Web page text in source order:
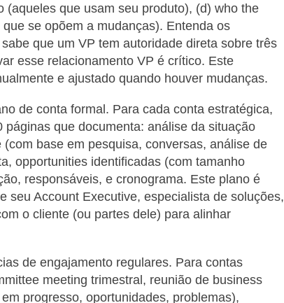
(aqueles que usam seu produto), (d) who the
se opõem a mudanças). Entenda os
que um VP tem autoridade direta sobre três
esse relacionamento VP é crítico. Este
e ajustado quando houver mudanças.
de conta formal. Para cada conta estratégica,
que documenta: análise da situação
base em pesquisa, conversas, análise de
opportunities identificadas (com tamanho
responsáveis, e cronograma. Este plano é
seu Account Executive, especialista de soluções,
o cliente (ou partes dele) para alinhar
de engajamento regulares. Para contas
meeting trimestral, reunião de business
progresso, oportunidades, problemas),